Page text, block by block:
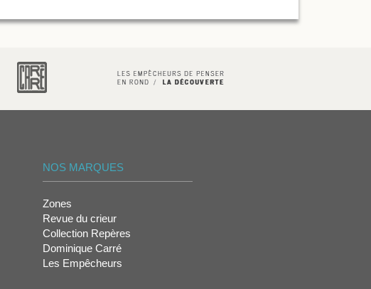
NOS MARQUES
Zones
Revue du crieur
Collection Repères
Dominique Carré
Les Empêcheurs